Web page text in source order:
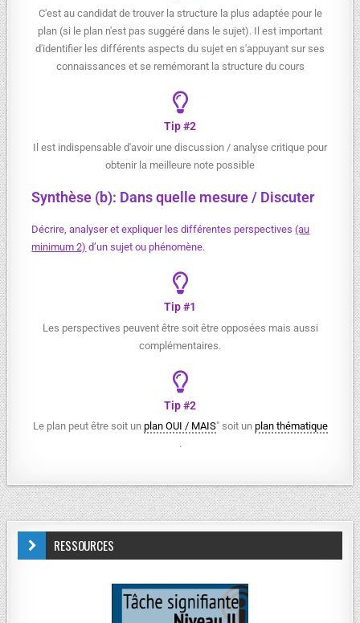
C'est au candidat de trouver la structure la plus adaptée pour le
plan (si le plan n'est pas suggéré dans le sujet). Il est important
d'identifier les différents aspects du sujet en s'appuyant sur ses
connaissances et se remémorant la structure du cours
Tip #2
Il est indispensable d'avoir une discussion / analyse critique pour
obtenir la meilleure note possible
Synthèse (b): Dans quelle mesure / Discuter
Décrire, analyser et expliquer les différentes perspectives(au
minimum 2) d’un sujet ou phénomène.
Tip #1
Les perspectives peuvent être soit être opposées mais aussi
complémentaires.
Tip #2
Le plan peut être soit un plan OUI / MAIS" soit un plan thématique
.
RESSOURCES